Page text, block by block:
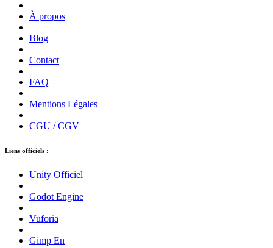
À propos
Blog
Contact
FAQ
Mentions Légales
CGU / CGV
Liens officiels :
Unity Officiel
Godot Engine
Vuforia
Gimp En